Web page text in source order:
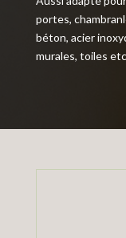
portes,
béton, acier
murales, toiles